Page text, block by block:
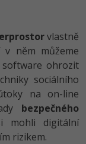
vlastně
něm můžeme
software ohrozit
sociálního
na on-line
bezpečného
mohli digitální
rizikem.